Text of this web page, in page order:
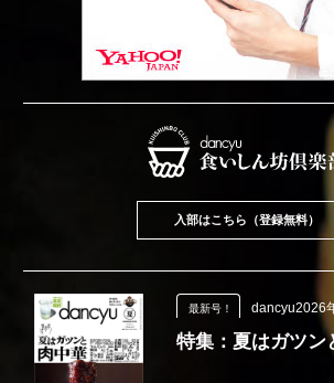
入部はこちら（登録無料）
最新号！ dancyu2026
特集：夏はガツン